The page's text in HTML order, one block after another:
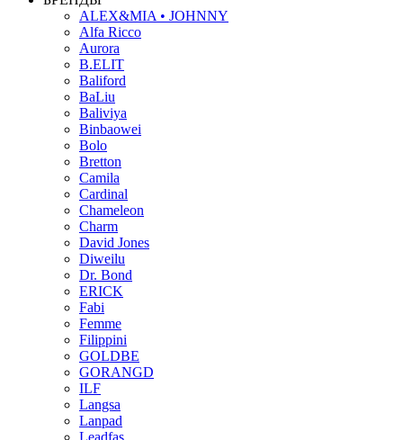
ALEX&MIA • JOHNNY
Alfa Ricco
Aurora
B.ELIT
Baliford
BaLiu
Baliviya
Binbaowei
Bolo
Bretton
Camila
Cardinal
Chameleon
Charm
David Jones
Diweilu
Dr. Bond
ERICK
Fabi
Femme
Filippini
GOLDBE
GORANGD
ILF
Langsa
Lanpad
Leadfas